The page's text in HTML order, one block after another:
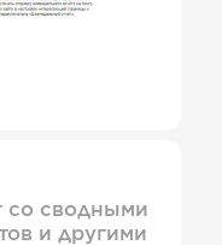
со сводными
и другими